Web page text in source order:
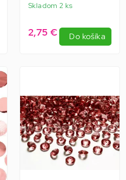
Skladom 2 ks
2,75 € Do košíka